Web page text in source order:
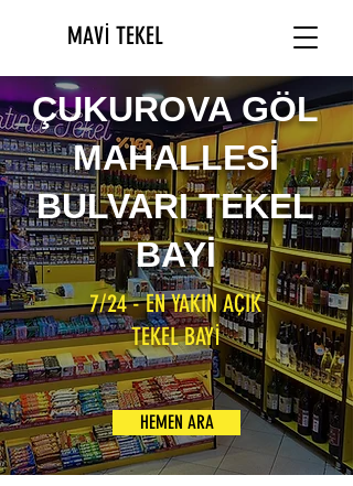
MAVİ TEKEL
ÇUKUROVA GÖL
MAHALLESİ
BULVARI TEKEL
BAYİ
7/24 - EN YAKIN AÇIK
TEKEL BAYİ
HEMEN ARA